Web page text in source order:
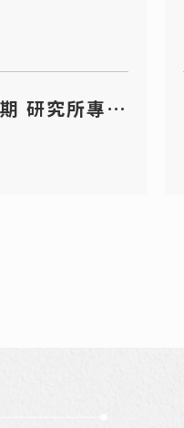
研究所專題